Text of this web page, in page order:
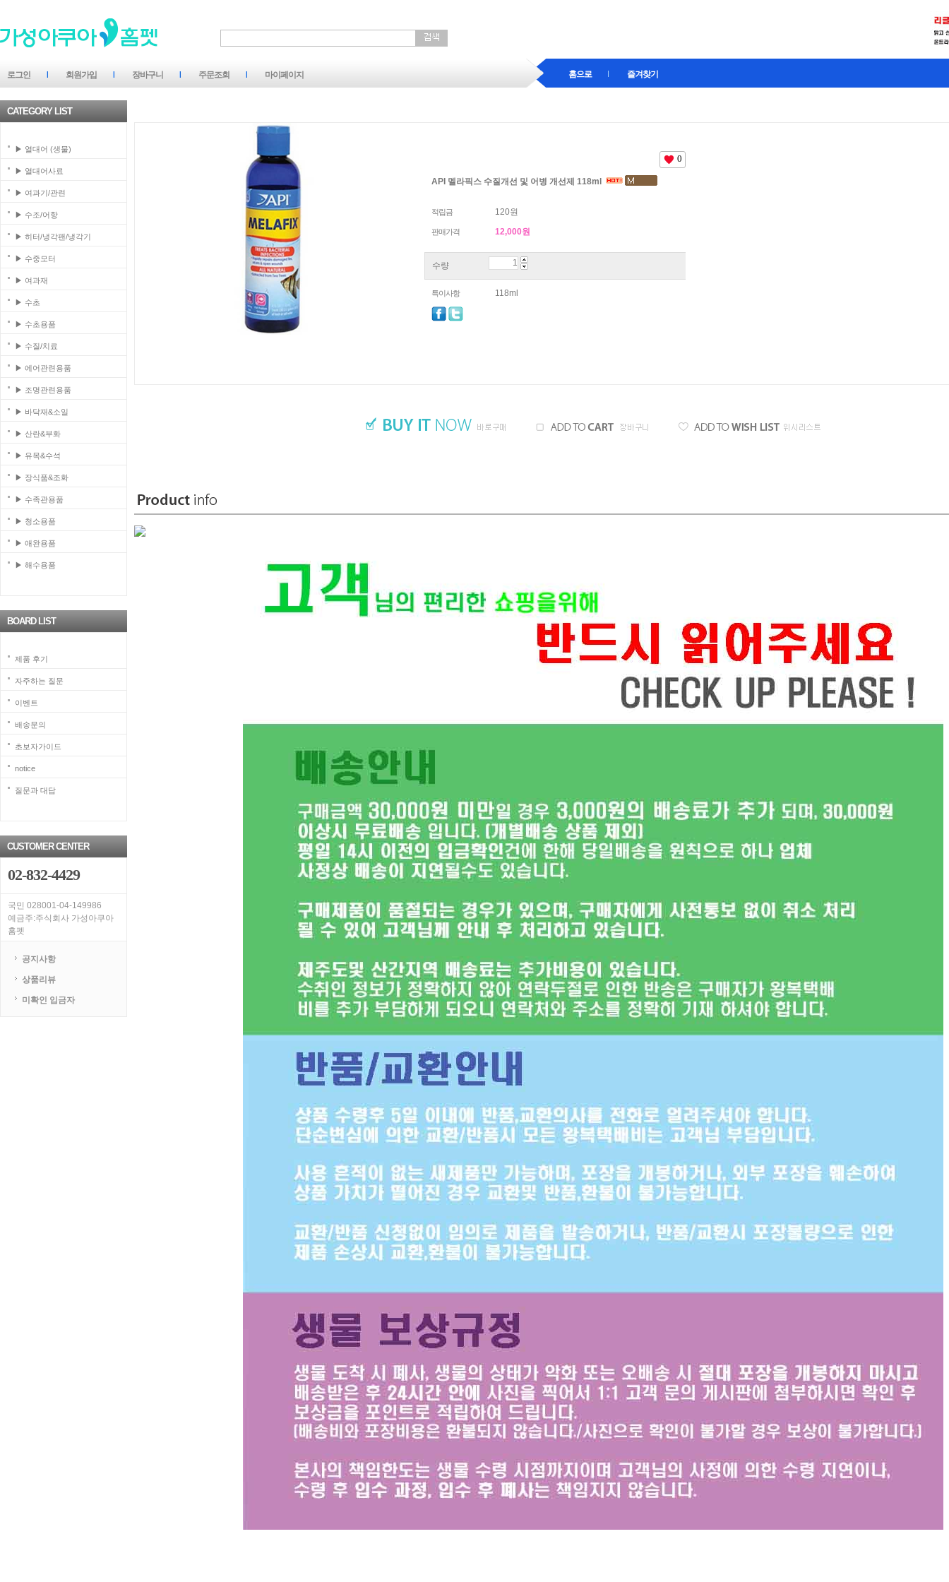
로그인 회원가입 장바구니 주문조회 마이페이지 홈으로 즐겨찾기
CATEGORY LIST
▶ 열대어 (생물)
▶ 열대어사료
▶ 여과기/관련
▶ 수조/어항
▶ 히터/냉각팬/냉각기
▶ 수중모터
▶ 여과재
▶ 수초
▶ 수초용품
▶ 수질/치료
▶ 에어관련용품
▶ 조명관련용품
▶ 바닥재&소일
▶ 산란&부화
▶ 유목&수석
▶ 장식품&조화
▶ 수족관용품
▶ 청소용품
▶ 애완용품
▶ 해수용품
BOARD LIST
제품 후기
자주하는 질문
이벤트
배송문의
초보자가이드
notice
질문과 대답
CUSTOMER CENTER
02-832-4429
국민 028001-04-149986
예금주:주식회사 가성아쿠아
홈펫
공지사항
상품리뷰
미확인 입금자
0
API 멜라픽스 수질개선 및 어병 개선제 118ml
적립금 120원
판매가격 12,000원
수량
특이사항 118ml